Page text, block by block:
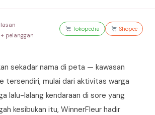
pelanggan
Tokopedia Shopee
sekadar nama di peta — kawasan
tersendiri, mulai dari aktivitas warga
lalu-lalang kendaraan di sore yang
kesibukan itu, WinnerFleur hadir